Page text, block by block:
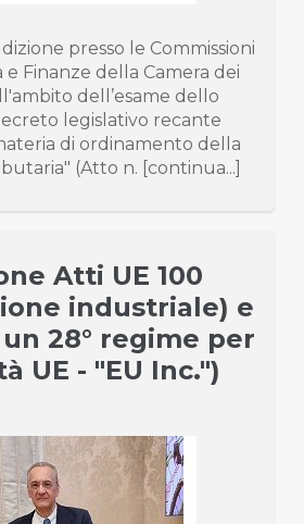
presso le Commissioni
Finanze della Camera dei
dell’esame dello
legislativo recante
di ordinamento della
(Atto n. [continua...]
Atti UE 100
industriale) e
un 28° regime per
UE - "EU Inc.")